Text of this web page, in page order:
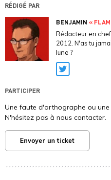
RÉDIGÉ PAR
BENJAMIN «
Rédacteur en
2012. N'as tu
lune ?
Twitter
PARTICIPER
Une faute d'orthographe ou une
N'hésitez pas à nous contacter.
Envoyer un ticket